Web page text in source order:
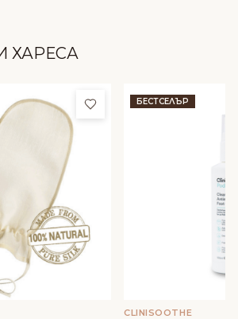
ХАРЕСА
Добави в любими
БЕСТСЕЛЪР
CLINISOOTHE